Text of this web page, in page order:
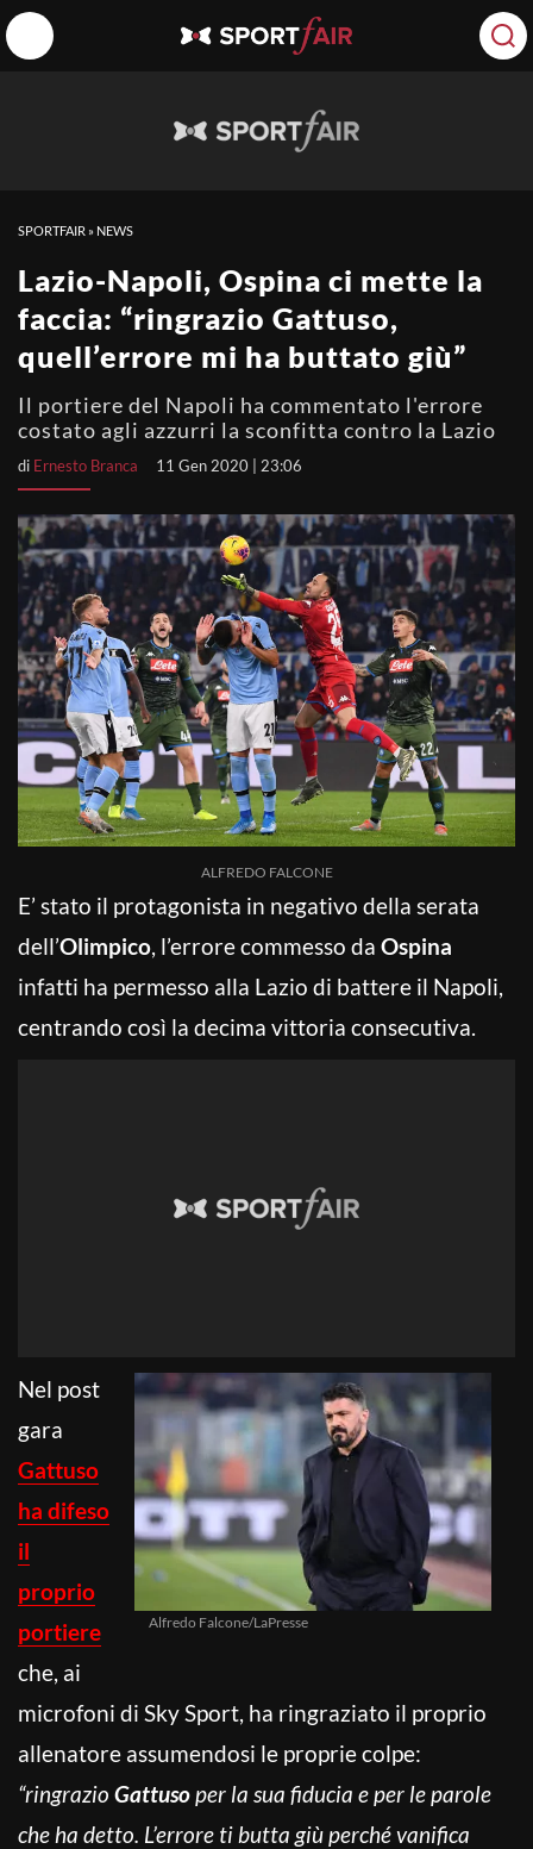
SPORTFAIR » NEWS
Lazio-Napoli, Ospina ci mette la
faccia: “ringrazio Gattuso,
quell’errore mi ha buttato giù”
Il portiere del Napoli ha commentato l'errore
costato agli azzurri la sconfitta contro la Lazio
di Ernesto Branca 11 Gen 2020 | 23:06
ALFREDO FALCONE
E’ stato il protagonista in negativo della serata
dell’Olimpico, l’errore commesso da Ospina
infatti ha permesso alla Lazio di battere il Napoli,
centrando così la decima vittoria consecutiva.
Alfredo Falcone/LaPresse
Nel post
gara
Gattuso
ha difeso
il
proprio
portiere
che, ai
microfoni di Sky Sport, ha ringraziato il proprio
allenatore assumendosi le proprie colpe:
“ringrazio Gattusoper la sua fiducia e per le parole
che ha detto. L’errore ti butta giù perché vanifica